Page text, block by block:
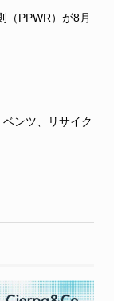
（PPWR）が8月
ンツ、リサイク